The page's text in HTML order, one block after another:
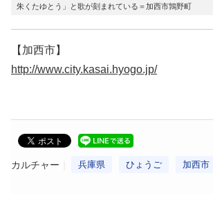
朱くたゆとう」と歌が刻まれている＝加西市鶉野町
【加西市】
http://www.city.kasai.hyogo.jp/
カルチャー 兵庫県 ひょうご 加西市